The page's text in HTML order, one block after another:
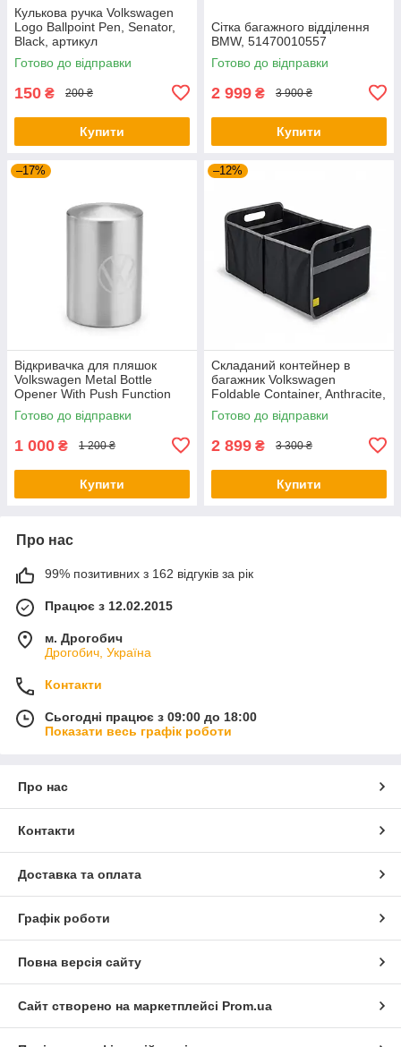
Кулькова ручка Volkswagen
Logo Ballpoint Pen, Senator,
Black, артикул
000087703ME041
Готово до відправки
150 ₴ 200 ₴
Купити
Сітка багажного відділення
BMW, 51470010557
Готово до відправки
2 999 ₴ 3 900 ₴
Купити
–17%
Відкривачка для пляшок
Volkswagen Metal Bottle
Opener With Push Function
NM, артикул
000087703LTJKA
Готово до відправки
1 000 ₴ 1 200 ₴
Купити
–12%
Складаний контейнер в
багажник Volkswagen
Foldable Container, Anthracite,
артикул 5H0061104
Готово до відправки
2 899 ₴ 3 300 ₴
Купити
Про нас
99% позитивних з 162 відгуків за рік
Працює з 12.02.2015
м. Дрогобич
Дрогобич, Україна
Контакти
Сьогодні працює з 09:00 до 18:00
Показати весь графік роботи
Про нас
Контакти
Доставка та оплата
Графік роботи
Повна версія сайту
Сайт створено на маркетплейсі Prom.ua